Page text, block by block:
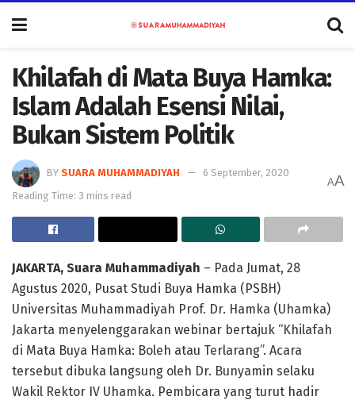
Khilafah di Mata Buya Hamka:
Islam Adalah Esensi Nilai,
Bukan Sistem Politik
BY SUARA MUHAMMADIYAH
6 September, 2020
Reading Time: 3 mins read
AA
JAKARTA, Suara Muhammadiyah – Pada Jumat, 28
Agustus 2020, Pusat Studi Buya Hamka (PSBH)
Universitas Muhammadiyah Prof. Dr. Hamka (Uhamka)
Jakarta menyelenggarakan webinar bertajuk “Khilafah
di Mata Buya Hamka: Boleh atau Terlarang”. Acara
tersebut dibuka langsung oleh Dr. Bunyamin selaku
Wakil Rektor IV Uhamka. Pembicara yang turut hadir